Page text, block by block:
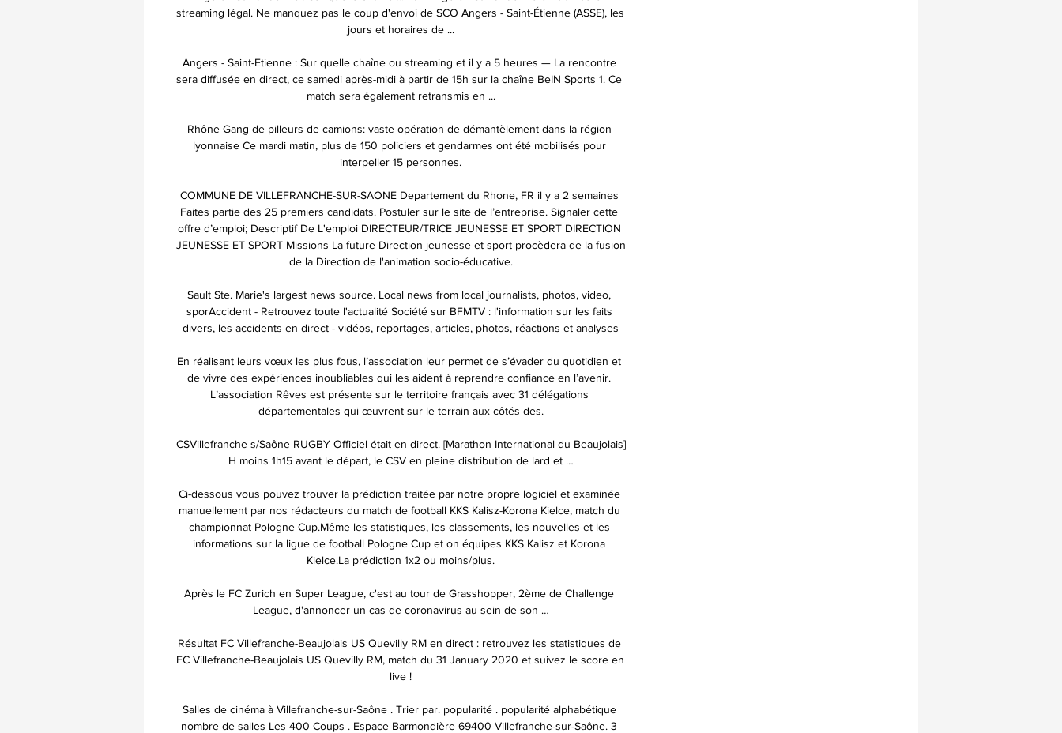
streaming légal. Ne manquez pas le coup d'envoi de SCO Angers - Saint-Étienne (ASSE), les
jours et horaires de ...
Angers - Saint-Etienne : Sur quelle chaîne ou streaming et il y a 5 heures — La rencontre
sera diffusée en direct, ce samedi après-midi à partir de 15h sur la chaîne BeIN Sports 1. Ce
match sera également retransmis en ...
Rhône Gang de pilleurs de camions: vaste opération de démantèlement dans la région
lyonnaise Ce mardi matin, plus de 150 policiers et gendarmes ont été mobilisés pour
interpeller 15 personnes.
COMMUNE DE VILLEFRANCHE-SUR-SAONE Departement du Rhone, FR il y a 2 semaines
Faites partie des 25 premiers candidats. Postuler sur le site de l’entreprise. Signaler cette
offre d’emploi; Descriptif De L'emploi DIRECTEUR/TRICE JEUNESSE ET SPORT DIRECTION
JEUNESSE ET SPORT Missions La future Direction jeunesse et sport procèdera de la fusion
de la Direction de l'animation socio-éducative.
Sault Ste. Marie's largest news source. Local news from local journalists, photos, video,
sporAccident - Retrouvez toute l'actualité Société sur BFMTV : l'information sur les faits
divers, les accidents en direct - vidéos, reportages, articles, photos, réactions et analyses
En réalisant leurs vœux les plus fous, l’association leur permet de s’évader du quotidien et
de vivre des expériences inoubliables qui les aident à reprendre confiance en l’avenir.
L’association Rêves est présente sur le territoire français avec 31 délégations
départementales qui œuvrent sur le terrain aux côtés des.
CSVillefranche s/Saône RUGBY Officiel était en direct. [Marathon International du Beaujolais]
H moins 1h15 avant le départ, le CSV en pleine distribution de lard et …
Ci-dessous vous pouvez trouver la prédiction traitée par notre propre logiciel et examinée
manuellement par nos rédacteurs du match de football KKS Kalisz-Korona Kielce, match du
championnat Pologne Cup.Même les statistiques, les classements, les nouvelles et les
informations sur la ligue de football Pologne Cup et on équipes KKS Kalisz et Korona
Kielce.La prédiction 1x2 ou moins/plus.
Après le FC Zurich en Super League, c'est au tour de Grasshopper, 2ème de Challenge
League, d'annoncer un cas de coronavirus au sein de son …
Résultat FC Villefranche-Beaujolais US Quevilly RM en direct : retrouvez les statistiques de
FC Villefranche-Beaujolais US Quevilly RM, match du 31 January 2020 et suivez le score en
live !
Salles de cinéma à Villefranche-sur-Saône . Trier par. popularité . popularité alphabétique
nombre de salles Les 400 Coups . Espace Barmondière 69400 Villefranche-sur-Saône. 3